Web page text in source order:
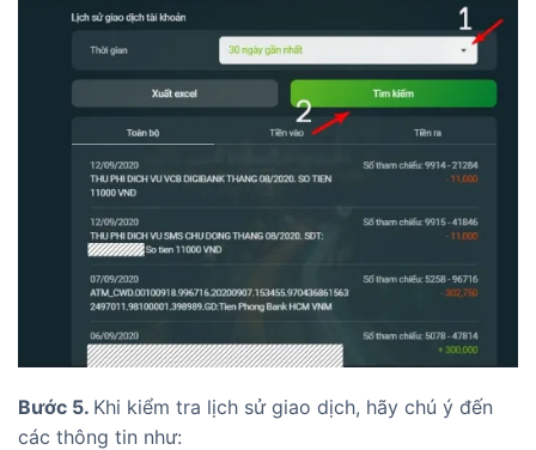
Bước 5. Khi kiểm tra lịch sử giao dịch, hãy chú ý đến
các thông tin như: